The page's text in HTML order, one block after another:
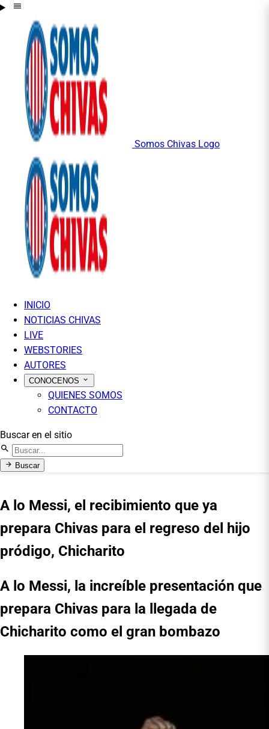
Somos Chivas Logo
INICIO
NOTICIAS CHIVAS
LIVE
WEBSTORIES
AUTORES
CONOCENOS
QUIENES SOMOS
CONTACTO
Buscar en el sitio
Buscar
A lo Messi, el recibimiento que ya
prepara Chivas para el regreso del hijo
pródigo, Chicharito
A lo Messi, la increíble presentación que
prepara Chivas para la llegada de
Chicharito como el gran bombazo